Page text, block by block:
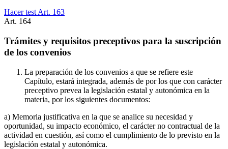
Hacer test Art. 163
Art. 164
Trámites y requisitos preceptivos para la suscripción
de los convenios
La preparación de los convenios a que se refiere este
Capítulo, estará integrada, además de por los que con carácter
preceptivo prevea la legislación estatal y autonómica en la
materia, por los siguientes documentos:
a) Memoria justificativa en la que se analice su necesidad y
oportunidad, su impacto económico, el carácter no contractual de la
actividad en cuestión, así como el cumplimiento de lo previsto en la
legislación estatal y autonómica.